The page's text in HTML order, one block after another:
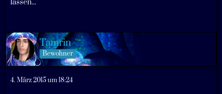
lassen..."
Tamrin
Bewohner
4. März 2015 um 18:24